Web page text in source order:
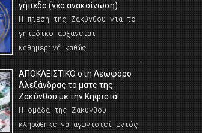
γήπεδο (νέα ανακοίνωση)
Η πίεση της Ζακύνθου για το
γηπεδικο αυξάνεται
καθημερινά καθώς …
AΠΟΚΛΕΙΣΤΙΚΟ στη Λεωφόρο
Αλεξάνδρας το ματς της
Ζακύνθου με την Κηφισιά!
Η ομάδα της Ζακύνθου
κληρώθηκε να αγωνιστεί εντός